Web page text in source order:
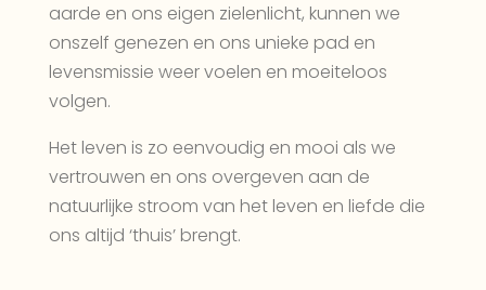
aarde en ons eigen zielenlicht, kunnen we
onszelf genezen en ons unieke pad en
levensmissie weer voelen en moeiteloos
volgen.
Het leven is zo eenvoudig en mooi als we
vertrouwen en ons overgeven aan de
natuurlijke stroom van het leven en liefde die
ons altijd ‘thuis’ brengt.